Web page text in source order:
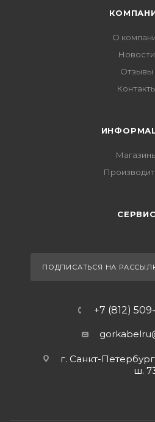
О
Новости
Отзывы
СЕРВИС
ПОДПИСАТЬСЯ НА
+7 (812)
gorkabelru
г. Санкт-
ш.